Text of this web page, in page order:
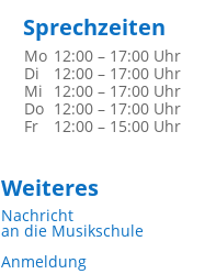
Sprechzeiten
Mo 12:00 – 17:00 Uhr
Di
12:00 – 17:00 Uhr
Mi
12:00 – 17:00 Uhr
Do 12:00 – 17:00 Uhr
Fr
12:00 – 15:00 Uhr
Weiteres
Nachricht
an die Musikschule
Anmeldung